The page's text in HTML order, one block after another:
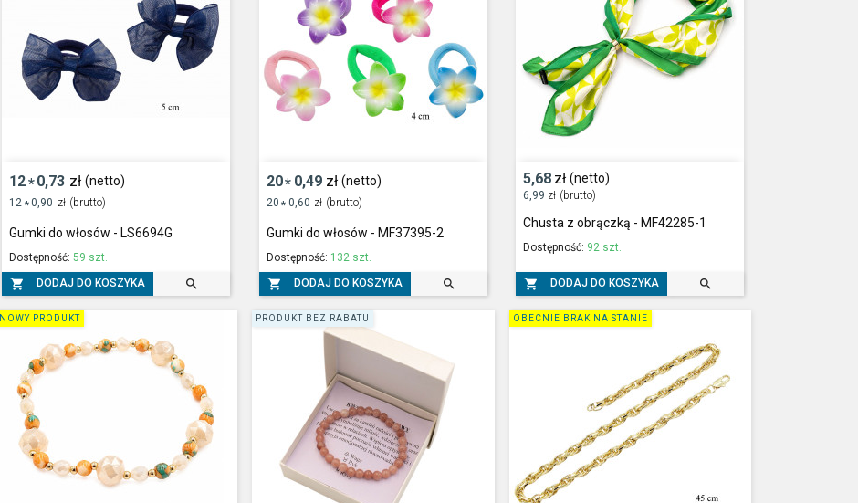
12*0,73 zł (netto)
12 *0,90 zł (brutto)
Gumki do włosów - LS6694G
Dostępność:59 szt.
 DODAJ DO KOSZYKA 
20* 0,49 zł (netto)
20 * 0,60 zł (brutto)
Gumki do włosów - MF37395-2
Dostępność: 132 szt.
 DODAJ DO KOSZYKA 
5,68 zł (netto)
6,99 zł (brutto)
Chusta z obrączką - MF42285-1
Dostępność: 92 szt.
 DODAJ DO KOSZYKA 
NOWY PRODUKT PRODUKT BEZ RABATU OBECNIE BRAK NA STANIE